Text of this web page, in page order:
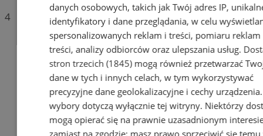
4
danych osobowych, takich jak Twój adres IP,
identyfikatory i dane przeglądania, w celu
spersonalizowanych reklam i treści, pomiaru reklam
treści, analizy odbiorców oraz ulepszania usług.
stron trzecich (1845)mogą również przetwarzać
dane w tych i innych celach, w tym wykorzystywać
precyzyjne dane geolokalizacyjne i cechy
wybory dotyczą wyłącznie tej witryny. Niektórzy
mogą opierać się na prawnie uzasadnionym
zamiast na zgodzie; masz prawo sprzeciwić się temu